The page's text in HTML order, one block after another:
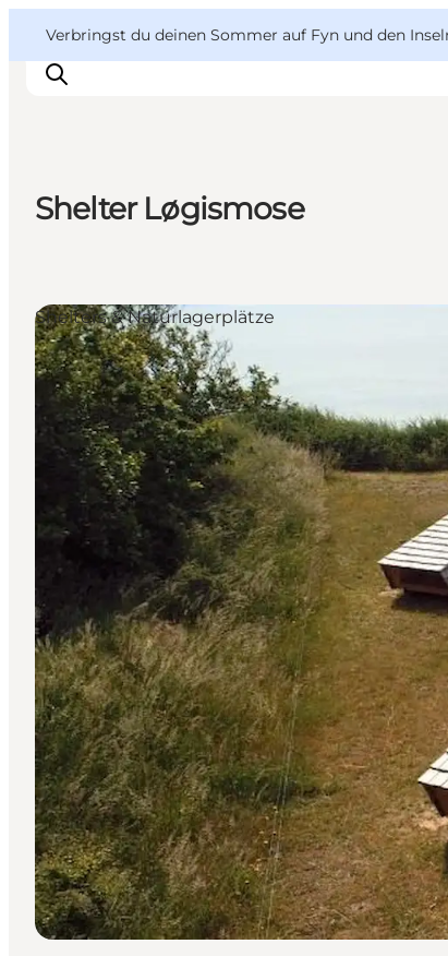
Verbringst du deinen Sommer auf Fyn und den
Essen & trinken
Übernachtung
VisitFyn
Deutsch
Shelter Løgismose
Shelters & Naturlagerplätze